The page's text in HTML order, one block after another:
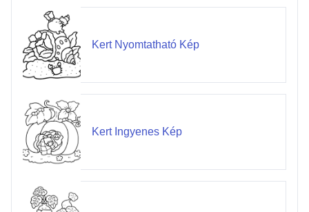
Kert Nyomtatható Kép
Kert Ingyenes Kép